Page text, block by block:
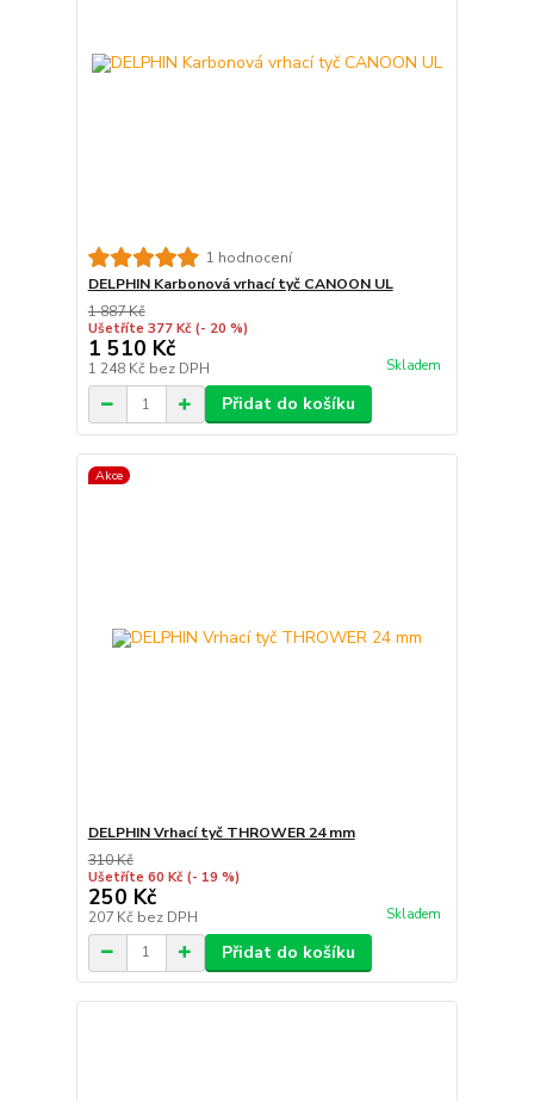
1 hodnocení
DELPHIN Karbonová vrhací tyč CANOON UL
1 887 Kč
Ušetříte 377 Kč (- 20 %)
1 510 Kč
1 248 Kč bez DPH Skladem
Přidat do košíku
Akce
DELPHIN Vrhací tyč THROWER 24 mm
310 Kč
Ušetříte 60 Kč (- 19 %)
250 Kč
207 Kč bez DPH Skladem
Přidat do košíku